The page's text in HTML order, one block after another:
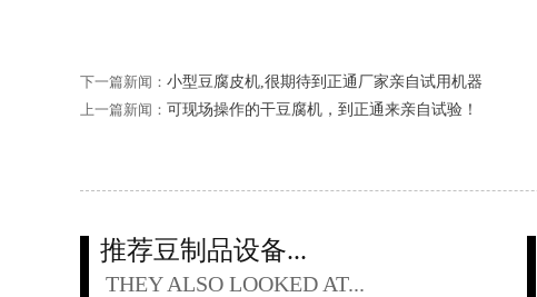
下一篇新闻： 小型豆腐皮机,很期待到正通厂家亲自试用机器
上一篇新闻： 可现场操作的干豆腐机，到正通来亲自试验！
推荐豆制品设备...
THEY ALSO LOOKED AT...